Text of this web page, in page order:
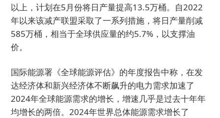
以上，计划在5月份将日产量提高13.5万桶。自2022
年以来该减产联盟采取了一系列措施，将日产量削减
585万桶，相当于全球供应量的约5.7%，以支撑油
价。
国际能源署《全球能源评估》的年度报告中称，在发
达经济体和新兴经济体不断飙升的电力需求加速了
2024年全球能源需求的增长，增速几乎是过去十年年
均增长的两倍。2024年世界总体能源需求增长了